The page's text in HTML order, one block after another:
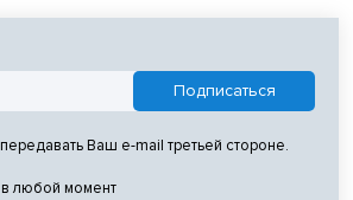
Ваш e-mail третьей стороне.
любой момент